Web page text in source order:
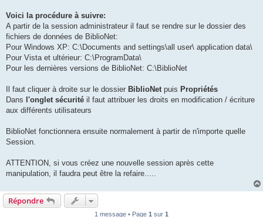
Voici la procédure à suivre:
A partir de la session administrateur il faut se rendre sur le dossier des
fichiers de données de BiblioNet:
Pour Windows XP: C:\Documents and settings\all user\ application data\
Pour Vista et ultérieur: C:\ProgramData\
Pour les dernières versions de BiblioNet: C:\BiblioNet
Il faut cliquer à droite sur le dossier BiblioNet puis Propriétés
Dans l'onglet sécurité il faut attribuer les droits en modification / écriture
aux différents utilisateurs
BiblioNet fonctionnera ensuite normalement à partir de n'importe quelle
Session.
ATTENTION, si vous créez une nouvelle session après cette
manipulation, il faudra peut être la refaire.....
Répondre
1 message • Page 1 sur 1